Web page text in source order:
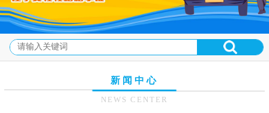
新闻中心
NEWS CENTER